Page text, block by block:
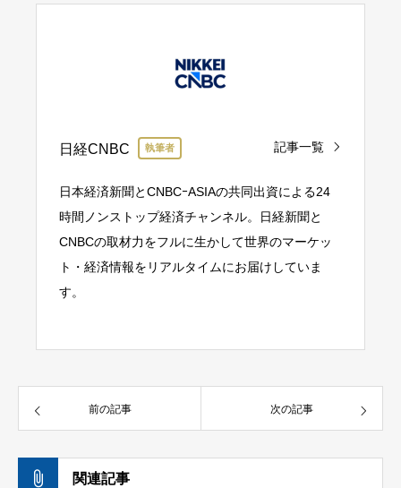
日経CNBC 執筆者 記事一覧
日本経済新聞とCNBCｰASIAの共同出資による24
時間ノンストップ経済チャンネル。日経新聞と
CNBCの取材力をフルに生かして世界のマーケッ
ト・経済情報をリアルタイムにお届けしていま
す。
前の記事 次の記事
関連記事